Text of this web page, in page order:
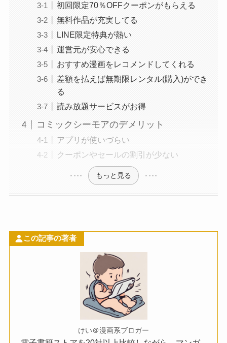
初回限定70％OFFクーポンがもらえる
無料作品が充実してる
LINE限定特典が熱い
運営元が安心できる
おすすめ漫画をレコメンドしてくれる
差額を払えば無期限レンタル(購入)ができ
る
読み放題サービスがお得
コミックシーモアのデメリット
アプリが使いづらい
クーポンやセールの割引が少ない
もっと見る
この記事の著者
けい＠漫画系ブロガー